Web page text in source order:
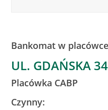
Bankomat w
UL. GDAŃSKA
Placówka CABP
Czynny: